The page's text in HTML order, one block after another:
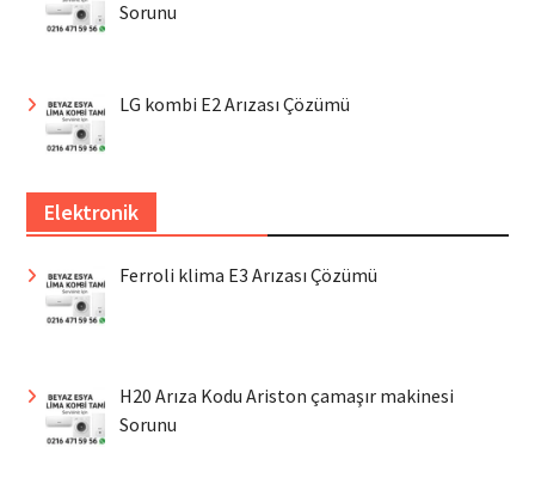
Sorunu
LG kombi E2 Arızası Çözümü
Elektronik
Ferroli klima E3 Arızası Çözümü
H20 Arıza Kodu Ariston çamaşır makinesi
Sorunu